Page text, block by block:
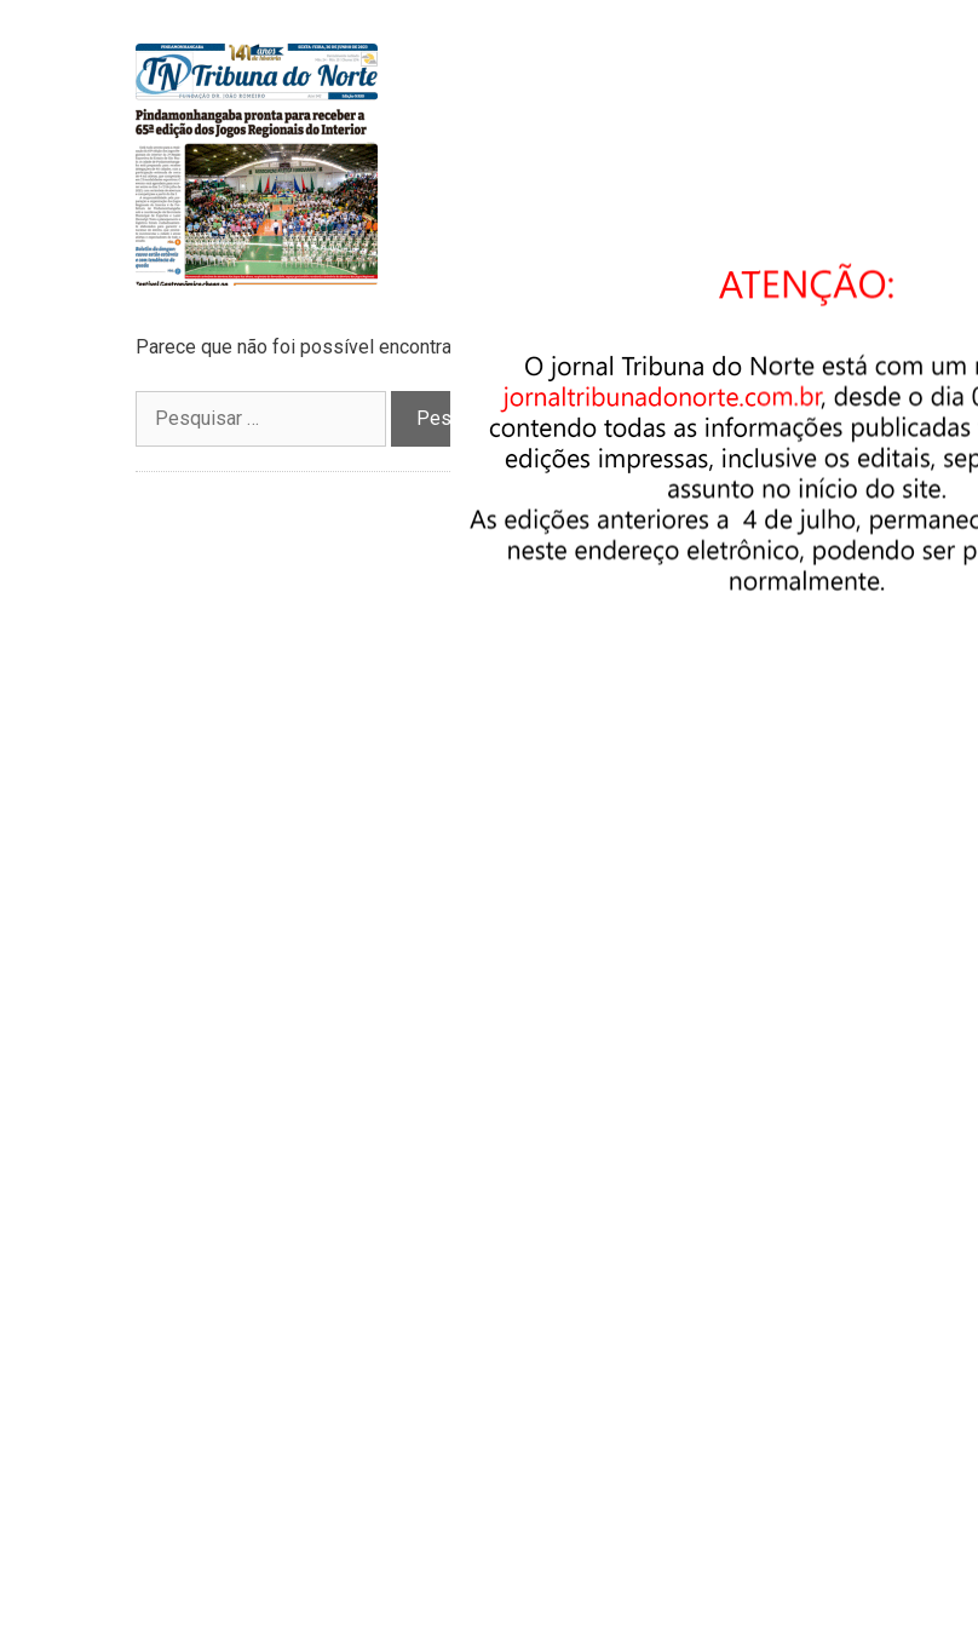
Parece que não foi possível encontrar o que você está buscando. Talvez uma pesquisa possa ajudar.
por: